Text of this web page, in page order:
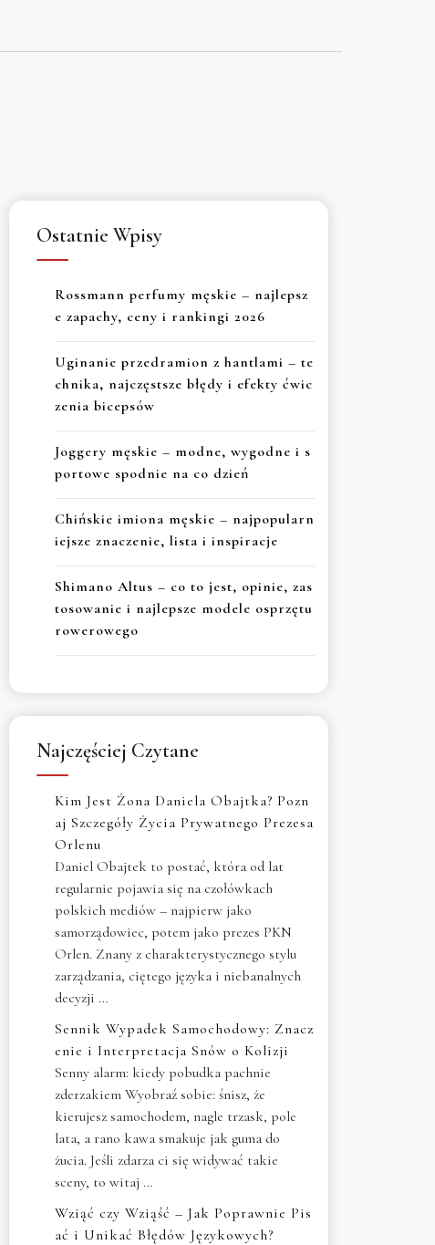
Ostatnie Wpisy
Rossmann perfumy męskie – najlepsz
e zapachy, ceny i rankingi 2026
Uginanie przedramion z hantlami – te
chnika, najczęstsze błędy i efekty ćwic
zenia bicepsów
Joggery męskie – modne, wygodne i s
portowe spodnie na co dzień
Chińskie imiona męskie – najpopularn
iejsze znaczenie, lista i inspiracje
Shimano Altus – co to jest, opinie, zas
tosowanie i najlepsze modele osprzętu
rowerowego
Najczęściej Czytane
Kim Jest Żona Daniela Obajtka? Pozn
aj Szczegóły Życia Prywatnego Prezesa
Orlenu
Daniel Obajtek to postać, która od lat
regularnie pojawia się na czołówkach
polskich mediów – najpierw jako
samorządowiec, potem jako prezes PKN
Orlen. Znany z charakterystycznego stylu
zarządzania, ciętego języka i niebanalnych
decyzji …
Sennik Wypadek Samochodowy: Znacz
enie i Interpretacja Snów o Kolizji
Senny alarm: kiedy pobudka pachnie
zderzakiem Wyobraź sobie: śnisz, że
kierujesz samochodem, nagle trzask, pole
lata, a rano kawa smakuje jak guma do
żucia. Jeśli zdarza ci się widywać takie
sceny, to witaj …
Wziąć czy Wziąść – Jak Poprawnie Pis
ać i Unikać Błędów Językowych?